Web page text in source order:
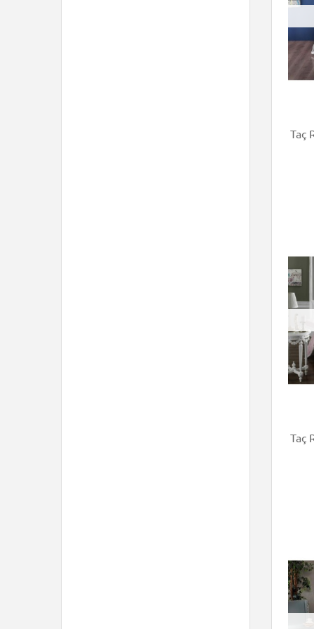
Taç
Taç